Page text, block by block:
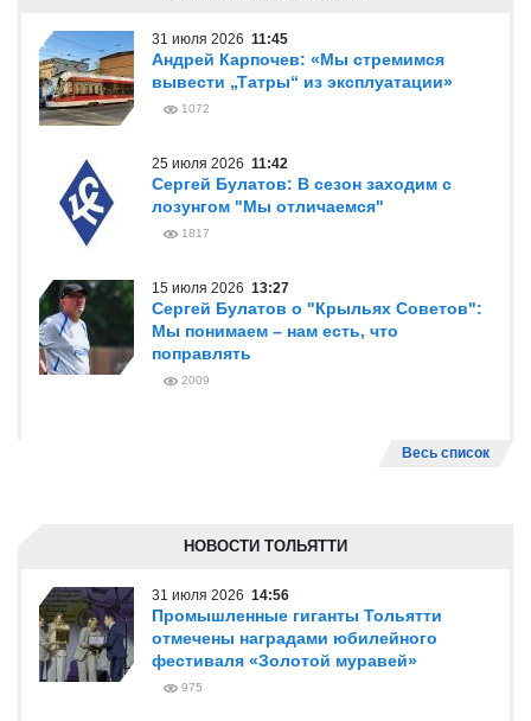
31 июля 2026 11:45
Андрей Карпочев: «Мы стремимся
вывести „Татры“ из эксплуатации»
1072
25 июля 2026 11:42
Сергей Булатов: В сезон заходим с
лозунгом "Мы отличаемся"
1817
15 июля 2026 13:27
Сергей Булатов о "Крыльях Советов":
Мы понимаем – нам есть, что
поправлять
2009
Весь список
НОВОСТИ ТОЛЬЯТТИ
31 июля 2026 14:56
Промышленные гиганты Тольятти
отмечены наградами юбилейного
фестиваля «Золотой муравей»
975